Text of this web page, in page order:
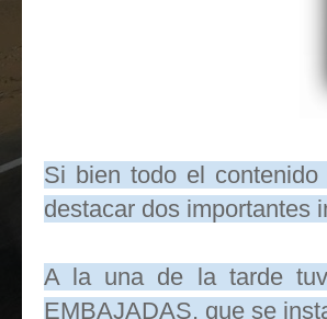
Si bien todo el
destacar dos importantes
A la una de la tarde
EMBAJADAS, que se